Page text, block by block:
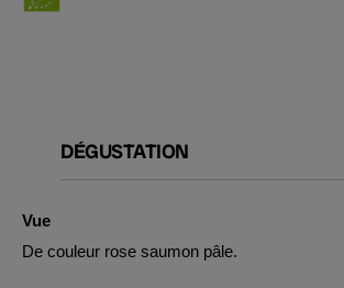
DÉGUSTATION
Vue
De couleur rose saumon pâle.